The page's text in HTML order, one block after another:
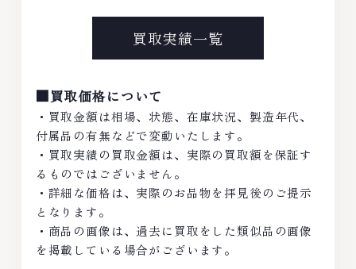
買取実績一覧
■買取価格について
・買取金額は相場、状態、在庫状況、製造年代、
付属品の有無などで変動いたします。
・買取実績の買取金額は、実際の買取額を保証す
るものではございません。
・詳細な価格は、実際のお品物を拝見後のご提示
となります。
・商品の画像は、過去に買取をした類似品の画像
を掲載している場合がございます。